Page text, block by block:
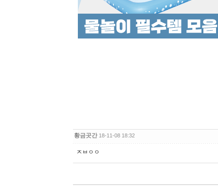
황금곳간 18-11-08 18:32
ㅈㅂㅇㅇ